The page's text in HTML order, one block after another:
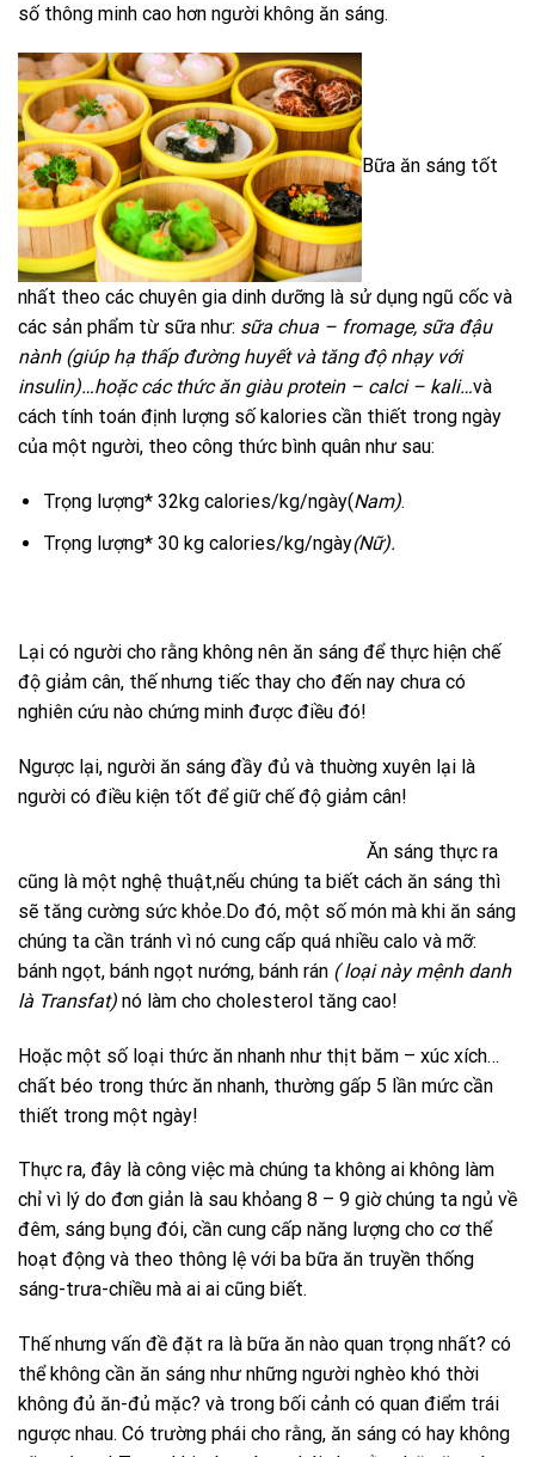
số thông minh cao hơn người không ăn sáng.
Bữa ăn sáng tốt
nhất theo các chuyên gia dinh dưỡng là sử dụng ngũ cốc và
các sản phẩm từ sữa như: sữa chua – fromage, sữa đậu
nành (giúp hạ thấp đường huyết và tăng độ nhạy với
insulin)…hoặc các thức ăn giàu protein – calci – kali…và
cách tính toán định lượng số kalories cần thiết trong ngày
của một người, theo công thức bình quân như sau:
Trọng lượng* 32kg calories/kg/ngày(Nam).
Trọng lượng* 30 kg calories/kg/ngày(Nữ).
Lại có người cho rằng không nên ăn sáng để thực hiện chế
độ giảm cân, thế nhưng tiếc thay cho đến nay chưa có
nghiên cứu nào chứng minh được điều đó!
Ngược lại, người ăn sáng đầy đủ và thuờng xuyên lại là
người có điều kiện tốt để giữ chế độ giảm cân!
Ăn sáng thực ra
cũng là một nghệ thuật,nếu chúng ta biết cách ăn sáng thì
sẽ tăng cường sức khỏe.Do đó, một số món mà khi ăn sáng
chúng ta cần tránh vì nó cung cấp quá nhiều calo và mỡ:
bánh ngọt, bánh ngọt nướng, bánh rán ( loại này mệnh danh
là Transfat) nó làm cho cholesterol tăng cao!
Hoặc một số loại thức ăn nhanh như thịt băm – xúc xích…
chất béo trong thức ăn nhanh, thường gấp 5 lần mức cần
thiết trong một ngày!
Thực ra, đây là công việc mà chúng ta không ai không làm
chỉ vì lý do đơn giản là sau khỏang 8 – 9 giờ chúng ta ngủ về
đêm, sáng bụng đói, cần cung cấp năng lượng cho cơ thể
hoạt động và theo thông lệ với ba bữa ăn truyền thống
sáng-trưa-chiều mà ai ai cũng biết.
Thế nhưng vấn đề đặt ra là bữa ăn nào quan trọng nhất? có
thể không cần ăn sáng như những người nghèo khó thời
không đủ ăn-đủ mặc? và trong bối cảnh có quan điểm trái
ngược nhau. Có trường phái cho rằng, ăn sáng có hay không